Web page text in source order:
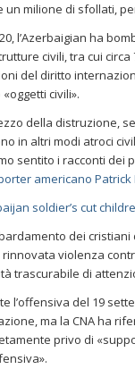
un milione di sfollati,
l’Azerbaigian ha
civili, tra cui circa
del diritto
civili».
della distruzione,
in altri modi atroci
sentito i racconti dei
americano Patrick
soldier’s cut
dei cristiani
rinnovata violenza
trascurabile di
l’offensiva del 19
ma la CNA ha
privo di